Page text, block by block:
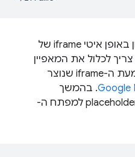
מפות Google: כדי לטעון באופן איטי iframe של
בקוד של הטמעת ה-iframe שנוצר
Google. בהמשך
מוצגת דוגמה לקוד עם placeholder למפתח ה-